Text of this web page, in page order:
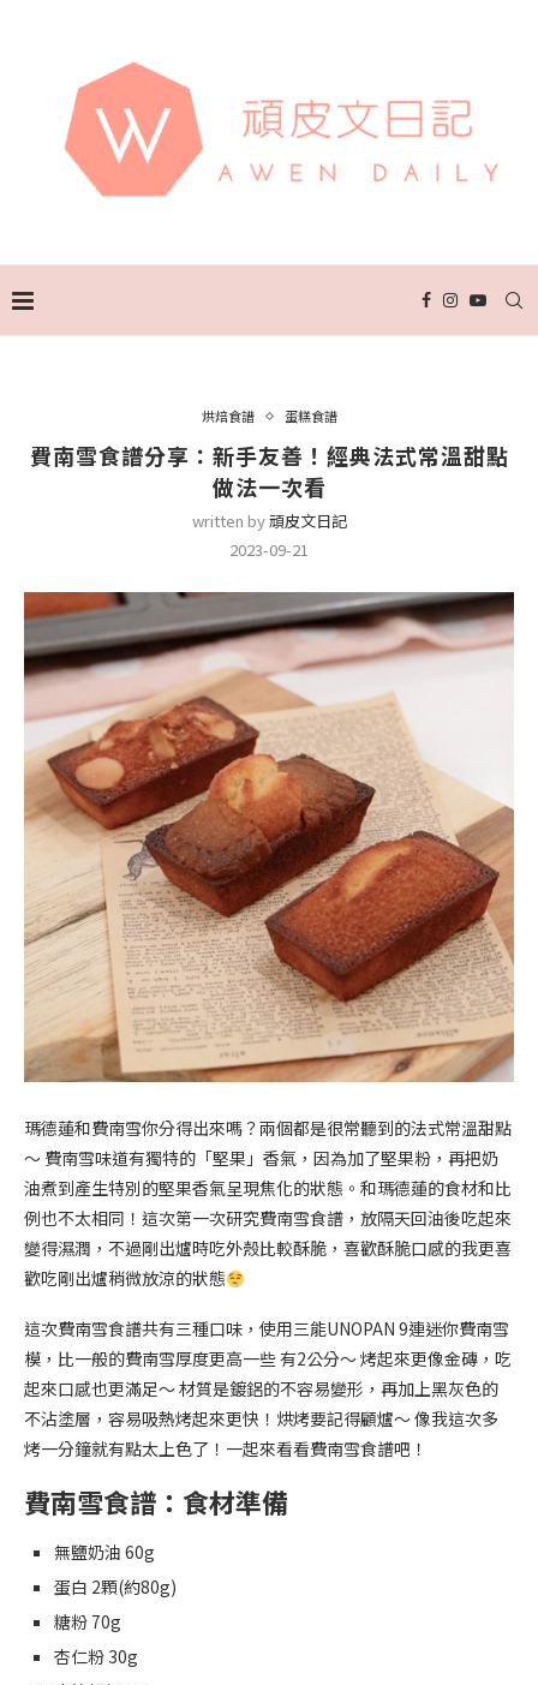
烘焙食譜 蛋糕食譜
費南雪食譜分享：新手友善！經典法式常溫甜點
做法一次看
written by頑皮文日記
2023-09-21
瑪德蓮和費南雪你分得出來嗎？兩個都是很常聽到的法式常溫甜點
～ 費南雪味道有獨特的「堅果」香氣，因為加了堅果粉，再把奶
油煮到產生特別的堅果香氣呈現焦化的狀態。和瑪德蓮的食材和比
例也不太相同！這次第一次研究費南雪食譜，放隔天回油後吃起來
變得濕潤，不過剛出爐時吃外殼比較酥脆，喜歡酥脆口感的我更喜
歡吃剛出爐稍微放涼的狀態
這次費南雪食譜共有三種口味，使用三能UNOPAN 9連迷你費南雪
模，比一般的費南雪厚度更高一些 有2公分～ 烤起來更像金磚，吃
起來口感也更滿足～ 材質是鍍鋁的不容易變形，再加上黑灰色的
不沾塗層，容易吸熱烤起來更快！烘烤要記得顧爐～ 像我這次多
烤一分鐘就有點太上色了！一起來看看費南雪食譜吧！
費南雪食譜：食材準備
無鹽奶油 60g
蛋白 2顆(約80g)
糖粉 70g
杏仁粉 30g